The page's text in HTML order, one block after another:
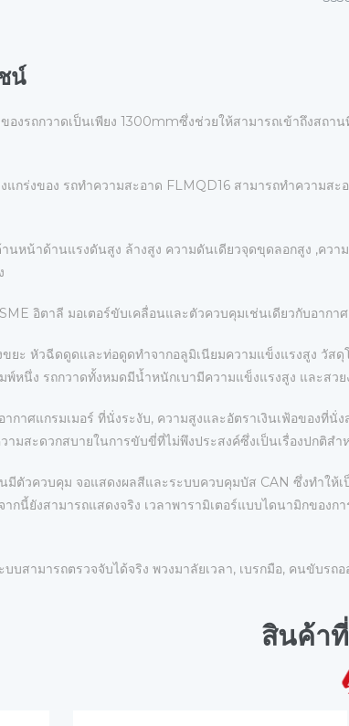
น์
องรถกวาดเป็นเพียง 1300mmซึ่งช่วยให้สามารถเข้าถึงส
กร่งของ รถทําความสะอาด FLMQD16 สามารถทําความ
หน้าด้านแรงดันสูง ล้างสูง ความดันเดียวจุดขุดลอกสูง ,คว
อิตาลี มอเตอร์ขับเคลื่อนและตัวควบคุมเช่นเดียวกับอากา
ยะ หัวฉีดดูดและท่อดูดทําจากอลูมิเนียมความแข็งแรงสูง วัส
หนึ่ง รถกวาดทั้งหมดมีน้ำหนักเบามีความแข็งแรงสูง และสว
กาศแกรมเมอร์ ที่นั่งระงับ, ความสูงและอัตราเงินเฟ้อของ
ามสะดวกสบายในการขับขี่ที่ไม่พึงประสงค์ซึ่งเป็นเรื่องปกติสํ
มีตัวควบคุม จอแสดงผลสีและระบบควบคุมบัส CAN ซึ่งทําใ
นี้ยังสามารถแสดงจริง เวลาพารามิเตอร์แบบไดนามิกของ
สามารถตรวจจับได้จริง พวงมาลัยเวลา, เบรกมือ, คนขับรถ
สินค้า